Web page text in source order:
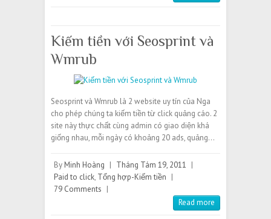
Kiếm tiền với Seosprint và
Wmrub
Seosprint và Wmrub là 2 website uy tín của Nga
cho phép chúng ta kiếm tiền từ click quảng cáo. 2
site này thực chất cùng admin có giao diện khá
giống nhau, mỗi ngày có khoảng 20 ads, quảng…
By Minh Hoàng | Tháng Tám 19, 2011 |
Paid to click, Tổng hợp-Kiếm tiền |
79 Comments |
Read more